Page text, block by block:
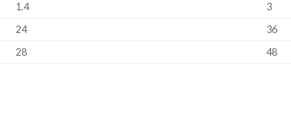
1.4
3
24
36
28 48